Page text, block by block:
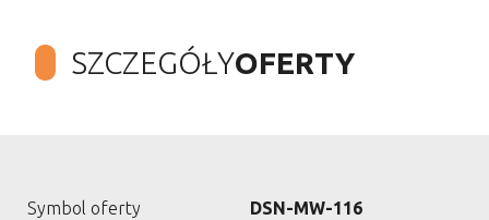
SZCZEGÓŁYOFERTY
Symbol oferty
DSN-MW-116